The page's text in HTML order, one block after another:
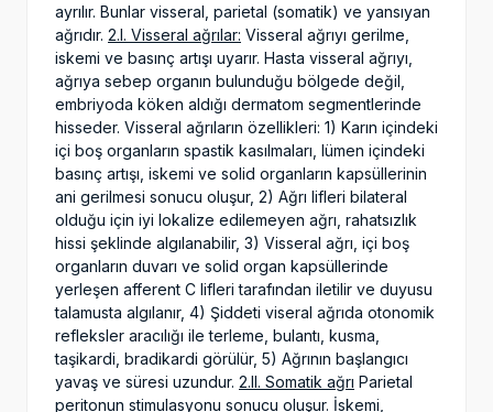
ayrılır. Bunlar visseral, parietal (somatik) ve yansıyan
ağrıdır. 2.I. Visseral ağrılar: Visseral ağrıyı gerilme,
iskemi ve basınç artışı uyarır. Hasta visseral ağrıyı,
ağrıya sebep organın bulunduğu bölgede değil,
embriyoda köken aldığı dermatom segmentlerinde
hisseder. Visseral ağrıların özellikleri: 1) Karın içindeki
içi boş organların spastik kasılmaları, lümen içindeki
basınç artışı, iskemi ve solid organların kapsüllerinin
ani gerilmesi sonucu oluşur, 2) Ağrı lifleri bilateral
olduğu için iyi lokalize edilemeyen ağrı, rahatsızlık
hissi şeklinde algılanabilir, 3) Visseral ağrı, içi boş
organların duvarı ve solid organ kapsüllerinde
yerleşen afferent C lifleri tarafından iletilir ve duyusu
talamusta algılanır, 4) Şiddeti viseral ağrıda otonomik
refleksler aracılığı ile terleme, bulantı, kusma,
taşikardi, bradikardi görülür, 5) Ağrının başlangıcı
yavaş ve süresi uzundur. 2.II. Somatik ağrı Parietal
peritonun stimulasyonu sonucu oluşur. İskemi,